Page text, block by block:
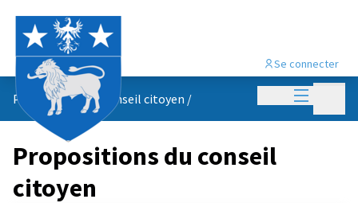
Menu
Se connecter
Propositions du conseil citoyen /
Propositions du conseil
citoyen